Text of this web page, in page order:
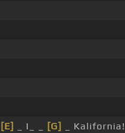
[E] _ I_ _ [G]
_ Kalifornia!